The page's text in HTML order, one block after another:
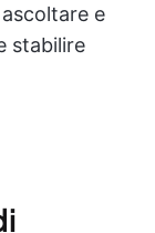
e
stabilire